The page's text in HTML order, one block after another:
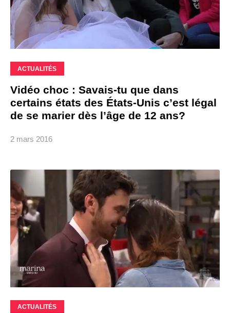
ACTUALITÉS
Vidéo choc : Savais-tu que dans
certains états des États-Unis c’est légal
de se marier dès l’âge de 12 ans?
2 mars 2016
ACTUALITÉS